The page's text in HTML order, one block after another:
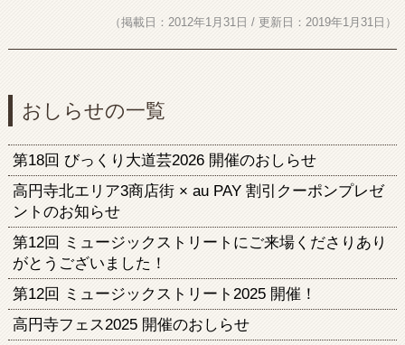
（掲載日：2012年1月31日 / 更新日：2019年1月31日）
おしらせの一覧
第18回 びっくり大道芸2026 開催のおしらせ
高円寺北エリア3商店街 × au PAY 割引クーポンプレゼ
ントのお知らせ
第12回 ミュージックストリートにご来場くださりあり
がとうございました！
第12回 ミュージックストリート2025 開催！
高円寺フェス2025 開催のおしらせ